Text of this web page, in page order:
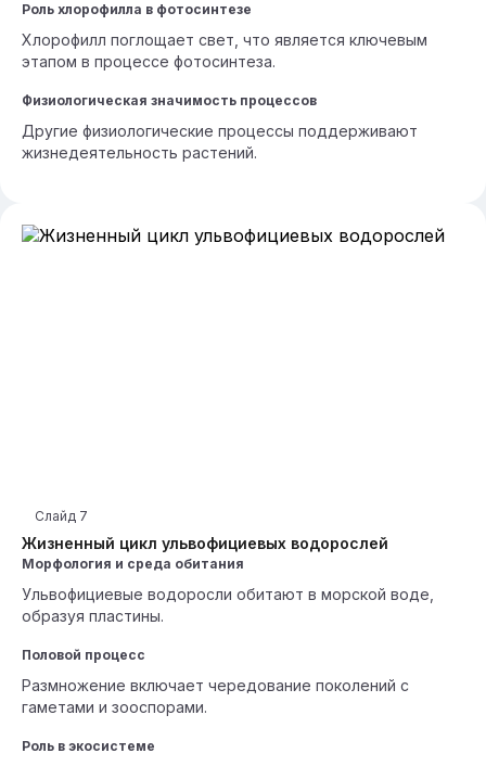
Роль хлорофилла в фотосинтезе
Хлорофилл поглощает свет, что является ключевым
этапом в процессе фотосинтеза.
Физиологическая значимость процессов
Другие физиологические процессы поддерживают
жизнедеятельность растений.
Жизненный цикл ульвофициевых водорослей
Слайд 7
Морфология и среда обитания
Ульвофициевые водоросли обитают в морской воде,
образуя пластины.
Половой процесс
Размножение включает чередование поколений с
гаметами и зооспорами.
Роль в экосистеме